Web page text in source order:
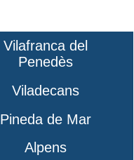
Vilafranca del
Penedès
Viladecans
Pineda de Mar
Alpens